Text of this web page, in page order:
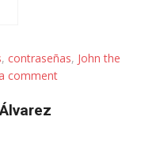
, contraseñas, John the
comment